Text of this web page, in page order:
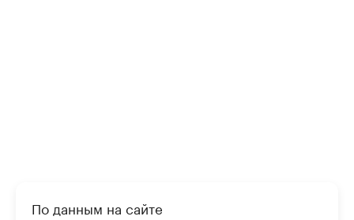
По данным на сайте